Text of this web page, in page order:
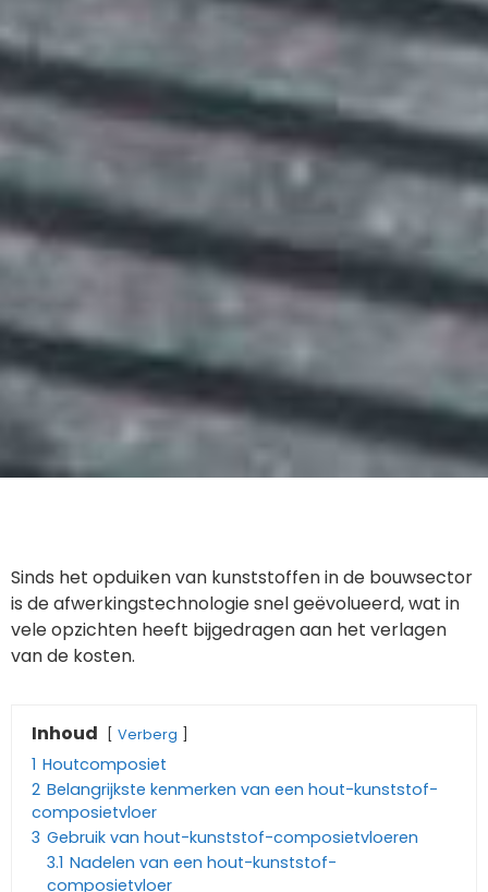
Sinds het opduiken van kunststoffen in de bouwsector
is de afwerkingstechnologie snel geëvolueerd, wat in
vele opzichten heeft bijgedragen aan het verlagen
van de kosten.
Inhoud Verberg
1 Houtcomposiet
2 Belangrijkste kenmerken van een hout-kunststof-
composietvloer
3 Gebruik van hout-kunststof-composietvloeren
3.1 Nadelen van een hout-kunststof-
composietvloer